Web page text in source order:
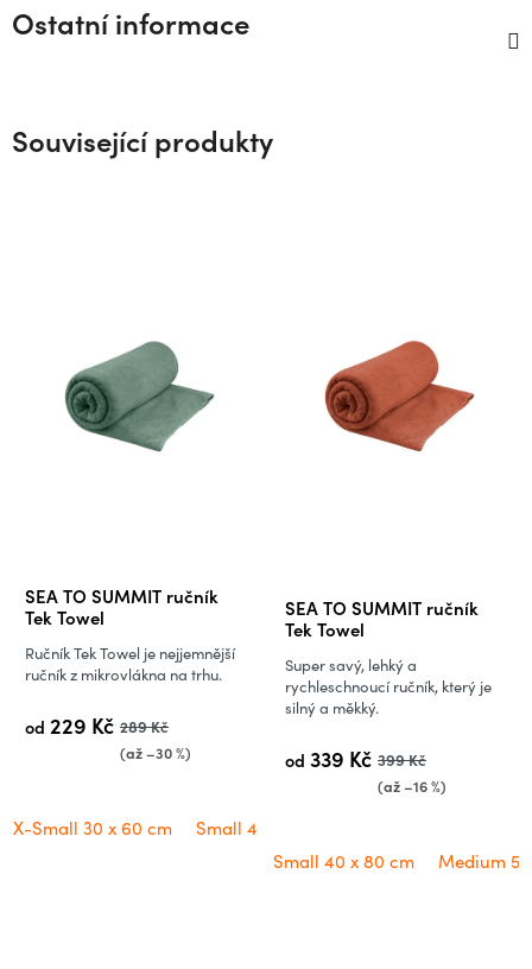
Ostatní informace
Související produkty
SEA TO SUMMIT ručník
Tek Towel
Průměrné
hodnocení
produktu
je
z
od 229 Kč 289 Kč
(až –30 %)
Ručník Tek Towel je nejjemnější
ručník z mikrovlákna na trhu.
X-Small 30 x 60 cm Small 40 x 80 cm
SEA TO SUMMIT ručník
Tek Towel
od 339 Kč 399 Kč
(až –16 %)
Super savý, lehký a
rychleschnoucí ručník, který je
silný a měkký.
Small 40 x 80 cm Medium